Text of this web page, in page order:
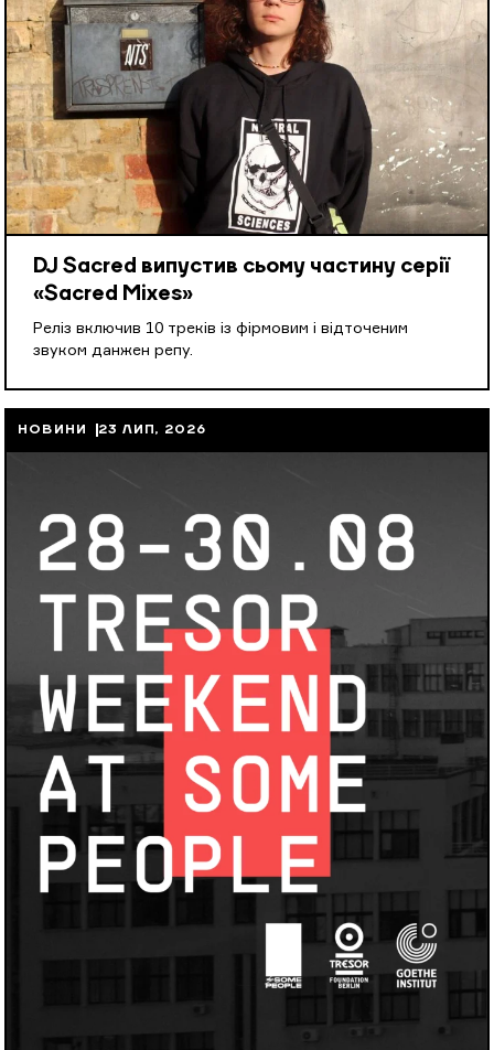
DJ Sacred випустив сьому частину серії
«Sacred Mixes»
Реліз включив 10 треків із фірмовим і відточеним
звуком данжен репу.
НОВИНИ 23 ЛИП, 2026